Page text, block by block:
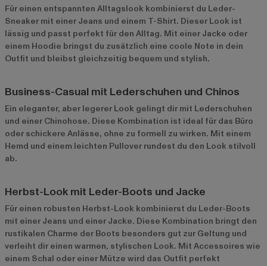
Für einen entspannten Alltagslook kombinierst du Leder-
Sneaker mit einer Jeans und einem T-Shirt. Dieser Look ist
lässig und passt perfekt für den Alltag. Mit einer Jacke oder
einem Hoodie bringst du zusätzlich eine coole Note in dein
Outfit und bleibst gleichzeitig bequem und stylish.
Business-Casual mit Lederschuhen und Chinos
Ein eleganter, aber legerer Look gelingt dir mit Lederschuhen
und einer Chinohose. Diese Kombination ist ideal für das Büro
oder schickere Anlässe, ohne zu formell zu wirken. Mit einem
Hemd und einem leichten Pullover rundest du den Look stilvoll
ab.
Herbst-Look mit Leder-Boots und Jacke
Für einen robusten Herbst-Look kombinierst du Leder-Boots
mit einer Jeans und einer Jacke. Diese Kombination bringt den
rustikalen Charme der Boots besonders gut zur Geltung und
verleiht dir einen warmen, stylischen Look. Mit Accessoires wie
einem Schal oder einer Mütze wird das Outfit perfekt